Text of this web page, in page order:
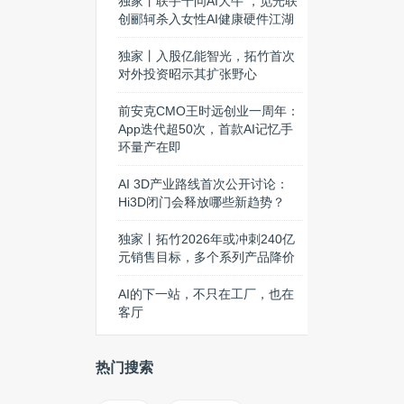
创郦轲杀入女性AI健康硬件江湖
独家丨入股亿能智光，拓竹首次
对外投资昭示其扩张野心
前安克CMO王时远创业一周年：
App迭代超50次，首款AI记忆手
环量产在即
AI 3D产业路线首次公开讨论：
Hi3D闭门会释放哪些新趋势？
独家丨拓竹2026年或冲刺240亿
元销售目标，多个系列产品降价
AI的下一站，不只在工厂，也在
客厅
热门搜索